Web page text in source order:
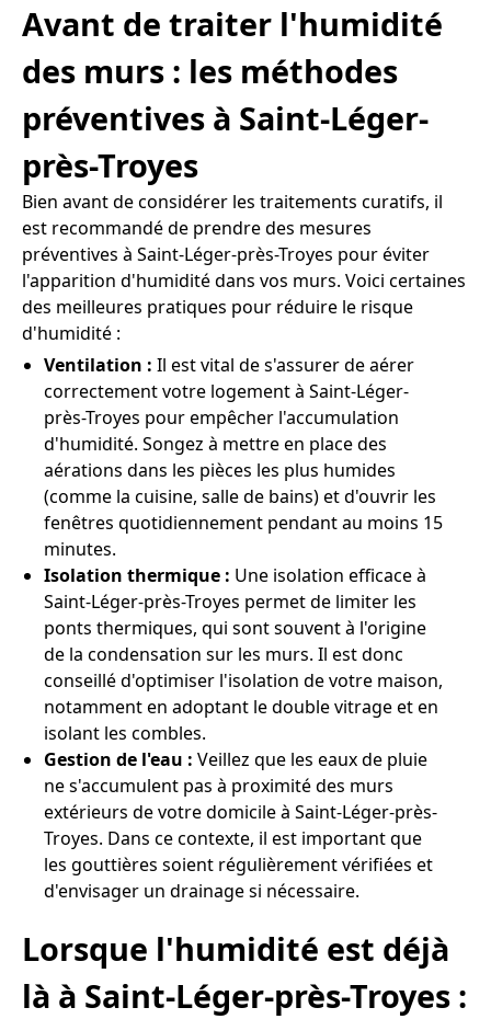
Avant de traiter l'humidité
des murs : les méthodes
préventives à Saint-Léger-
près-Troyes
Bien avant de considérer les traitements curatifs, il
est recommandé de prendre des mesures
préventives à Saint-Léger-près-Troyes pour éviter
l'apparition d'humidité dans vos murs. Voici certaines
des meilleures pratiques pour réduire le risque
d'humidité :
Ventilation : Il est vital de s'assurer de aérer
correctement votre logement à Saint-Léger-
près-Troyes pour empêcher l'accumulation
d'humidité. Songez à mettre en place des
aérations dans les pièces les plus humides
(comme la cuisine, salle de bains) et d'ouvrir les
fenêtres quotidiennement pendant au moins 15
minutes.
Isolation thermique : Une isolation efficace à
Saint-Léger-près-Troyes permet de limiter les
ponts thermiques, qui sont souvent à l'origine
de la condensation sur les murs. Il est donc
conseillé d'optimiser l'isolation de votre maison,
notamment en adoptant le double vitrage et en
isolant les combles.
Gestion de l'eau : Veillez que les eaux de pluie
ne s'accumulent pas à proximité des murs
extérieurs de votre domicile à Saint-Léger-près-
Troyes. Dans ce contexte, il est important que
les gouttières soient régulièrement vérifiées et
d'envisager un drainage si nécessaire.
Lorsque l'humidité est déjà
là à Saint-Léger-près-Troyes :